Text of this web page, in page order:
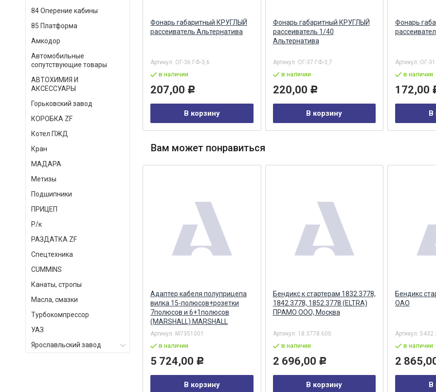
84 Оперение кабины
85 Платформа
Амкодор
Автомобильные
сопутствующие товары
АВТОХИМИЯ И
АКСЕССУАРЫ
Горьковский завод
КОРОБКА ZF
Котел ПЖД
Кран
МАДАРА
Метизы
Подшипники
ПРИЦЕП
Р/к
РАЗДАТКА ZF
Спецтехника
СUMMINS
Канаты, стропы
Масла, смазки
Турбокомпрессор
УАЗ
Ярославльский завод
Рассеиватель габаритного
фонаря Г-31 красный (плоский)
Альтернатива
в наличии
29,00 Р
В корзину
Фонарь габаритный КРУГЛЫЙ
рассеиватель Альтернатива
Артикул: ОГ-36 ГФ-3,6
в наличии
207,00 Р
В корзину
Фонарь габаритный КРУГЛЫЙ
рассеиватель 1/40
Альтернатива
Артикул: ОГ-37 ГФ-3,7
в наличии
220,00 Р
В корзину
Фонарь
Артикул: ОГ-
в наличии
172,00
В
Вам может понравиться
(16.904.237) (MSX 1259) MAHLE
Артикул:
в наличии
Адаптер кабеля полуприцепа
вилка 15-полюсов+розетки
7полюсов и 6+1полюсов
(MARSHALL) MARSHALL
Артикул: M7351001
в наличии
5 724,00 Р
В корзину
Бендикс к стартерам 1832.3778,
1842.3778, 1852.3778 (ELTRA)
ПРАМО ООО, Москва
Артикул: 18.3778.600
в наличии
2 696,00 Р
В корзину
Бендикс
ОАО
Артикул:
в наличии
2
В